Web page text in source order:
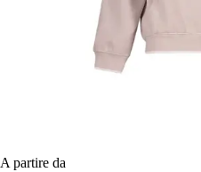
A partire da